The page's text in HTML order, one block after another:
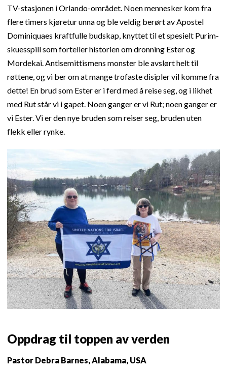
TV-stasjonen i Orlando-området. Noen mennesker kom fra
flere timers kjøretur unna og ble veldig berørt av Apostel
Dominiquaes kraftfulle budskap, knyttet til et spesielt Purim-
skuesspill som forteller historien om dronning Ester og
Mordekai. Antisemittismens monster ble avslørt helt til
røttene, og vi ber om at mange trofaste disipler vil komme fra
dette! En brud som Ester er i ferd med å reise seg, og i likhet
med Rut står vi i gapet. Noen ganger er vi Rut; noen ganger er
vi Ester. Vi er den nye bruden som reiser seg, bruden uten
flekk eller rynke.
Oppdrag til toppen av verden
Pastor Debra Barnes, Alabama, USA